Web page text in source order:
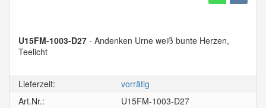
U15FM-1003-D27 - Andenken Urne weiß bunte Herzen,
Teelicht
Lieferzeit:
vorrätig
Art.Nr.:
U15FM-1003-D27